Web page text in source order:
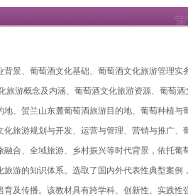
景、葡萄酒文化基础、葡萄酒文化旅游管理实
游概念及内涵、葡萄酒文化旅游资源、葡萄酒
、贺兰山东麓葡萄酒旅游目的地、葡萄种植与
旅游规划与开发、运营与管理、营销与推广、
合、全域旅游、乡村振兴等时代背景，依托葡
游的知识体系。选取了国内外代表性典型案例
及传播。该教材具有跨学科、创新性、实践性